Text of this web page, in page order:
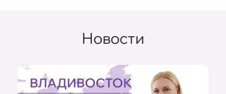
Новости